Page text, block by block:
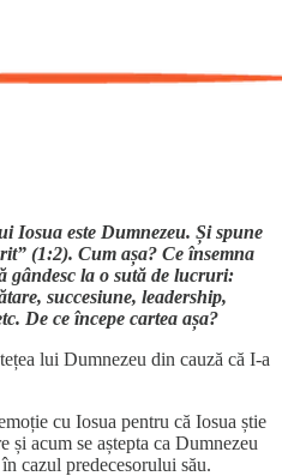
Iosua este Dumnezeu. Și spune
(1:2). Cum așa? Ce însemna
gândesc la o sută de lucruri:
succesiune, leadership,
De ce începe cartea așa?
lui Dumnezeu din cauză că I-a
cu Iosua pentru că Iosua știe
și acum se aștepta ca Dumnezeu
cazul predecesorului său.